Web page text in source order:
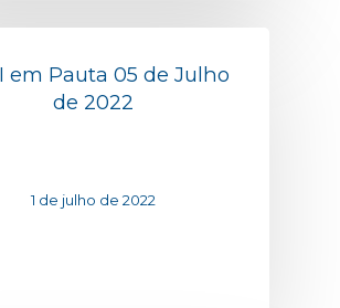
em Pauta 05 de Julho
de 2022
1 de julho de 2022